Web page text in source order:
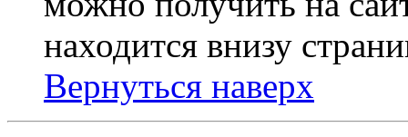
находится внизу
Вернуться наверх